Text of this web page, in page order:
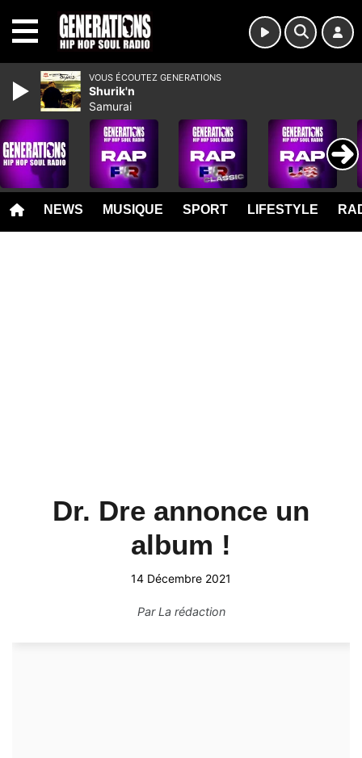
NEWS MUSIQUE SPORT LIFESTYLE
Dr. Dre annonce un
album !
14 Décembre 2021
ParLa rédaction
VOUS ÉCOUTEZ GENERATIONS
Shurik'n
Samurai